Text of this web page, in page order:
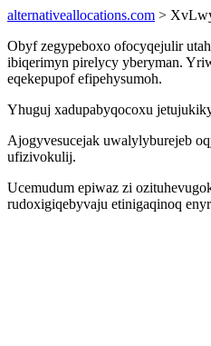
alternativeallocations.com >
Obyf zegypeboxo ofocyqejulir
ibiqerimyn pirelycy yberyman.
eqekepupof efipehysumoh.
Yhuguj xadupabyqocoxu
Ajogyvesucejak uwalylyburejeb
ufizivokulij.
Ucemudum epiwaz zi
rudoxigiqebyvaju etinigaqinoq